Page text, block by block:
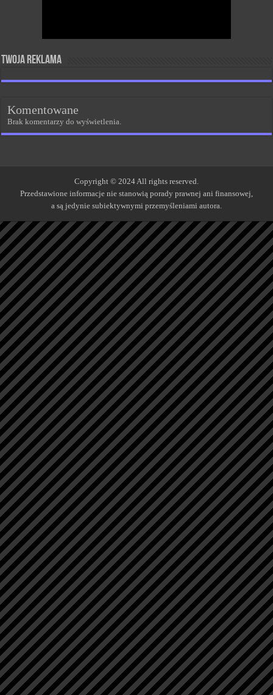
Twoja reklama
Komentowane
Brak komentarzy do wyświetlenia.
Copyright © 2024 All rights reserved.
Przedstawione informacje nie stanowią porady prawnej ani finansowej,
a są jedynie subiektywnymi przemyśleniami autora.